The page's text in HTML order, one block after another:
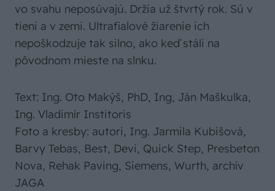
vo svahu neposúvajú. Držia už štvrtý rok. Sú v
tieni a v zemi. Ultrafialové žiarenie ich
nepoškodzuje tak silno, ako keď stáli na
pôvodnom mieste na slnku.
Text: Ing. Oto Makýš, PhD, Ing, Ján Maškulka,
Ing. Vladimír Institoris
Foto a kresby: autori, Ing. Jarmila Kubišová,
Barvy Tebas, Best, Devi, Quick Step, Presbeton
Nova, Rehak Paving, Siemens, Wurth, archív
JAGA